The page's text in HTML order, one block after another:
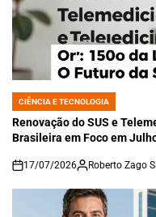
POSTED
IN
CIÊNCIA E TECNOLOGIA
Renovação do SUS e
Brasileira em Foco em
on
17/07/2026 Roberto Zago